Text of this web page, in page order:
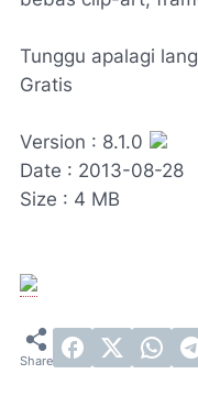
Tunggu apalagi
Gratis
Version : 8.1.0
Date : 2013-08-28
Size : 4 MB